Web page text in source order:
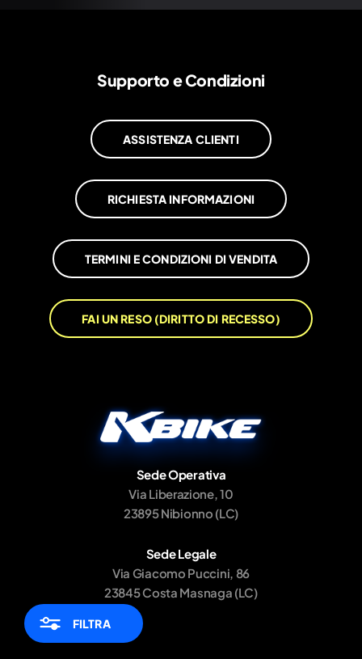
FILTRA
Supporto e Condizioni
ASSISTENZA CLIENTI
RICHIESTA INFORMAZIONI
TERMINI E CONDIZIONI DI VENDITA
FAI UN RESO (DIRITTO DI RECESSO)
Sede Operativa
Via Liberazione, 10
23895 Nibionno (LC)
Sede Legale
Via Giacomo Puccini, 86
23845 Costa Masnaga (LC)